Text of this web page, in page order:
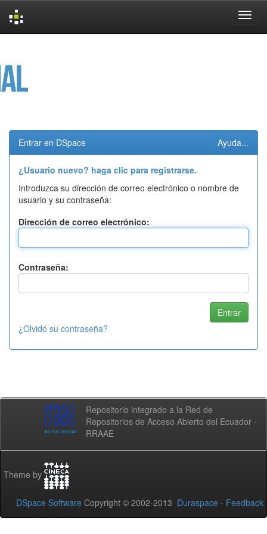
Entrar en DSpace Ayuda...
¿Usuario nuevo? haga clic para registrarse.
Introduzca su dirección de correo electrónico o nombre de
usuario y su contraseña:
Dirección de correo electrónico:
Contraseña:
¿Olvidó su contraseña?
Repositorio integrado a la Red de
Repositorios de Acceso Abierto del Ecuador -
RRAAE
Theme by
DSpace Software Copyright © 2002-2013 Duraspace - Feedback